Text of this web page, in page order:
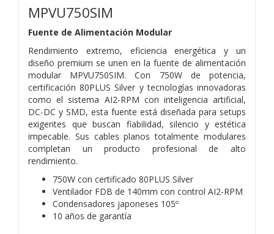
MPVU750SIM
Fuente de Alimentación Modular
Rendimiento extremo, eficiencia energética y un
diseño premium se unen en la fuente de alimentación
modular MPVU750SIM. Con 750W de potencia,
certificación 80PLUS Silver y tecnologías innovadoras
como el sistema AI2-RPM con inteligencia artificial,
DC-DC y SMD, esta fuente está diseñada para setups
exigentes que buscan fiabilidad, silencio y estética
impecable. Sus cables planos totalmente modulares
completan un producto profesional de alto
rendimiento.
750W con certificado 80PLUS Silver
Ventilador FDB de 140mm con control AI2-RPM
Condensadores japoneses 105º
10 años de garantía